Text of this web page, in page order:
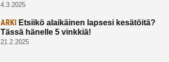
4.3.2025
ARKI Etsiikö alaikäinen lapsesi kesätöitä?
Tässä hänelle 5 vinkkiä!
21.2.2025